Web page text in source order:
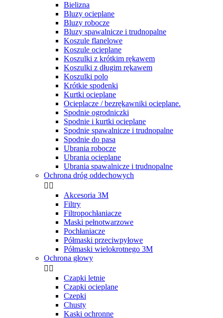
Bielizna
Bluzy ocieplane
Bluzy robocze
Bluzy spawalnicze i trudnopalne
Koszule flanelowe
Koszule ocieplane
Koszulki z krótkim rękawem
Koszulki z długim rękawem
Koszulki polo
Krótkie spodenki
Kurtki ocieplane
Ocieplacze / bezrękawniki ocieplane.
Spodnie ogrodniczki
Spodnie i kurtki ocieplane
Spodnie spawalnicze i trudnopalne
Spodnie do pasa
Ubrania robocze
Ubrania ocieplane
Ubrania spawalnicze i trudnopalne
Ochrona dróg oddechowych
 
Akcesoria 3M
Filtry
Filtropochłaniacze
Maski pełnotwarzowe
Pochłaniacze
Półmaski przeciwpyłowe
Półmaski wielokrotnego 3M
Ochrona głowy
 
Czapki letnie
Czapki ocieplane
Czepki
Chusty
Kaski ochronne